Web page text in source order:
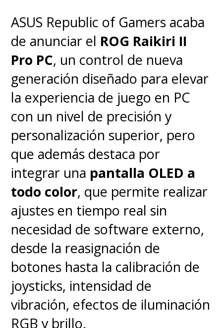
magia.
Preguntas frecuentes sobre
Xbox Game Pass
¿Qué es Xbox Game Pass?
un servicio de suscripción que
permite acceder a cientos de
juegos en consolas Xbox y PC.
ASUS Republic of Gamers acaba
de anunciar el ROG Raikiri II
Pro PC, un control de nueva
generación diseñado para elevar
la experiencia de juego en PC
con un nivel de precisión y
personalización superior, pero
que además destaca por
integrar una pantalla OLED a
todo color, que permite realizar
ajustes en tiempo real sin
necesidad de software externo,
desde la reasignación de
botones hasta la calibración de
joysticks, intensidad de
vibración, efectos de iluminación
RGB y brillo.